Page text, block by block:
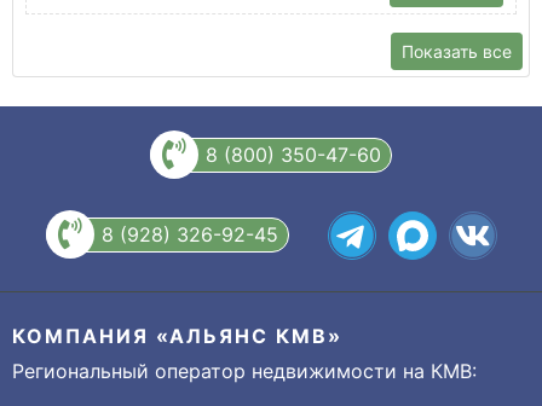
Показать все
8 (800) 350-47-60
8 (928) 326-92-45
КОМПАНИЯ «АЛЬЯНС КМВ»
Региональный оператор недвижимости на КМВ: